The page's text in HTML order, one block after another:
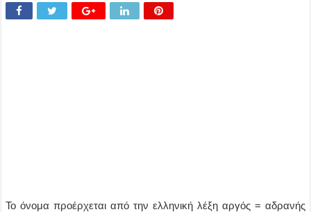
Το όνομα προέρχεται από την ελληνική λέξη αργός = αδρανής